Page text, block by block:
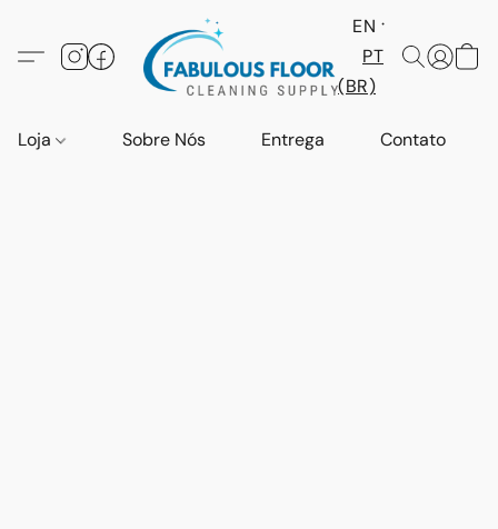
EN
PT
(BR)
Loja Sobre Nós Entrega Contato